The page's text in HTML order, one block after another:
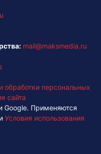
mail@maksmedia.ru
обработки персональных
сайта
Google. Применяются
и Условия использования